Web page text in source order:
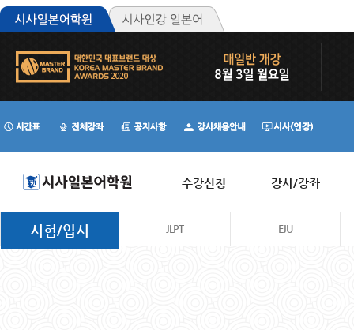
수강신청 강사/강좌
시험/입시 JLPT EJU